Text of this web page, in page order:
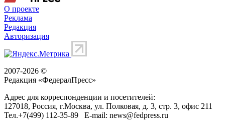
О проекте
Реклама
Редакция
Авторизация
2007-2026 ©
Редакция «ФедералПресс»
Адрес для корреспонденции и посетителей:
127018, Россия, г.Москва, ул. Полковая, д. 3, стр. 3, офис 211
Тел.+7(499) 112-35-89 E-mail: news@fedpress.ru